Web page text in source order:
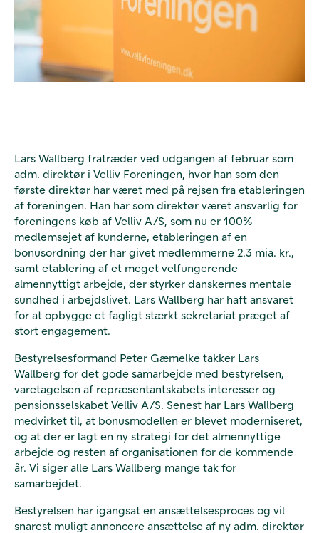
Lars Wallberg fratræder ved udgangen af februar som
adm. direktør i Velliv Foreningen, hvor han som den
første direktør har været med på rejsen fra etableringen
af foreningen. Han har som direktør været ansvarlig for
foreningens køb af Velliv A/S, som nu er 100%
medlemsejet af kunderne, etableringen af en
bonusordning der har givet medlemmerne 2.3 mia. kr.,
samt etablering af et meget velfungerende
almennyttigt arbejde, der styrker danskernes mentale
sundhed i arbejdslivet. Lars Wallberg har haft ansvaret
for at opbygge et fagligt stærkt sekretariat præget af
stort engagement.
Bestyrelsesformand Peter Gæmelke takker Lars
Wallberg for det gode samarbejde med bestyrelsen,
varetagelsen af repræsentantskabets interesser og
pensionsselskabet Velliv A/S. Senest har Lars Wallberg
medvirket til, at bonusmodellen er blevet moderniseret,
og at der er lagt en ny strategi for det almennyttige
arbejde og resten af organisationen for de kommende
år. Vi siger alle Lars Wallberg mange tak for
samarbejdet.
Bestyrelsen har igangsat en ansættelsesproces og vil
snarest muligt annoncere ansættelse af ny adm. direktør